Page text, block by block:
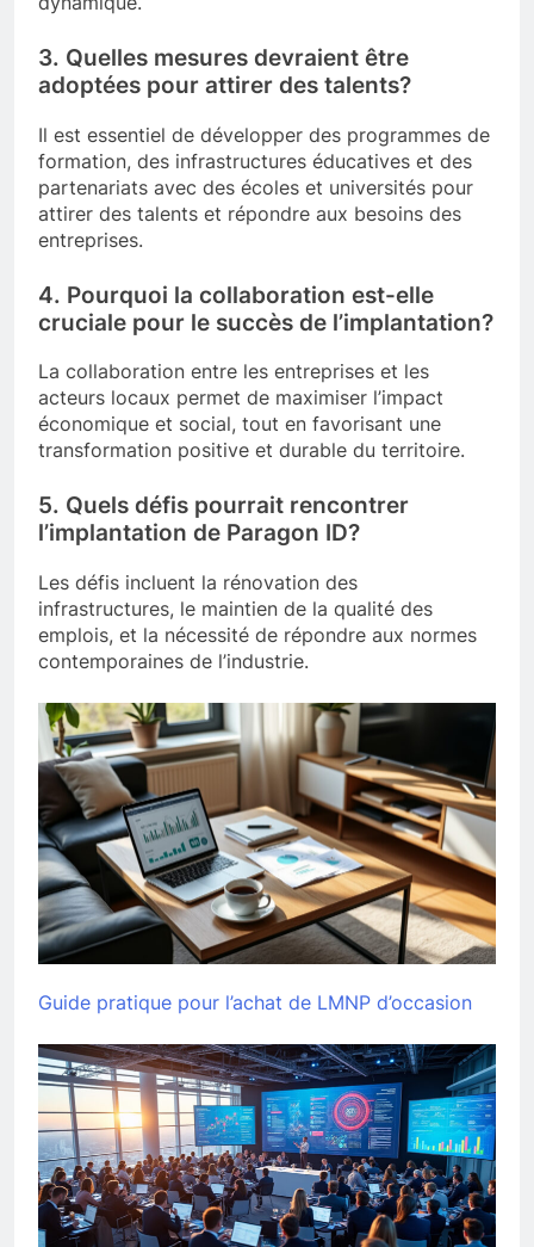
3. Quelles mesures devraient être
adoptées pour attirer des talents?
Il est essentiel de développer des programmes de
formation, des infrastructures éducatives et des
partenariats avec des écoles et universités pour
attirer des talents et répondre aux besoins des
entreprises.
4. Pourquoi la collaboration est-elle
cruciale pour le succès de l’implantation?
La collaboration entre les entreprises et les
acteurs locaux permet de maximiser l’impact
économique et social, tout en favorisant une
transformation positive et durable du territoire.
5. Quels défis pourrait rencontrer
l’implantation de Paragon ID?
Les défis incluent la rénovation des
infrastructures, le maintien de la qualité des
emplois, et la nécessité de répondre aux normes
contemporaines de l’industrie.
Guide pratique pour l’achat de LMNP d’occasion